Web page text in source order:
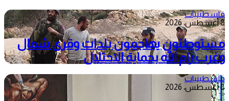
فلسطينيات
8 أغسطس، 2026
مستوطنون يهاجمون بلدات وقرى شمال
وغرب رام الله بحماية الاحتلال
فلسطينيات
8 أغسطس، 2026